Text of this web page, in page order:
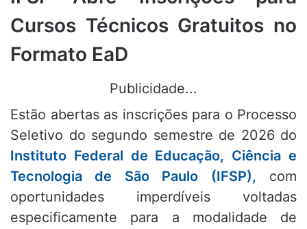
Cursos Técnicos Gratuitos no
Formato EaD
Publicidade...
Estão abertas as inscrições para o Processo
Seletivo do segundo semestre de 2026 do
Instituto Federal de Educação, Ciência e
Tecnologia de São Paulo (IFSP), com
oportunidades imperdíveis voltadas
especificamente para a modalidade de